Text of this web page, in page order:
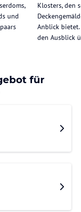
und
Klosters, den
Anblick bietet.
den Ausblick
für